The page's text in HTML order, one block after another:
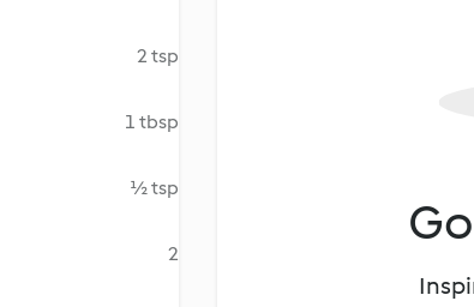
2 tsp
1 tbsp
½ tsp
2